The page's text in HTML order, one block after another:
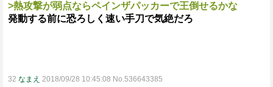
>熱攻撃が弱点ならペインザパッカーで王倒せるかな
発動する前に恐ろしく速い手刀で気絶だろ
32 なまえ 2018/09/28 10:45:08 No.536643385